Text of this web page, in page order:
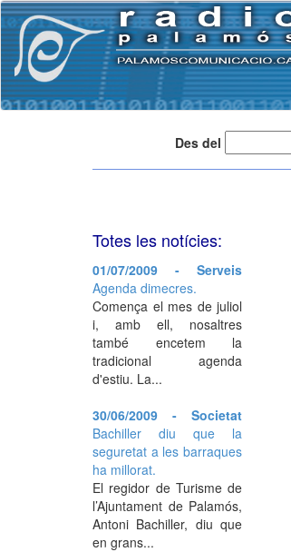
Des del
Totes les notícies:
01/07/2009 - Serveis
Agenda dimecres.
Comença el mes de juliol
i, amb ell, nosaltres
també encetem la
tradicional agenda
d'estiu. La...
30/06/2009 - Societat
Bachiller diu que la
seguretat a les barraques
ha millorat.
El regidor de Turisme de
l’Ajuntament de Palamós,
Antoni Bachiller, diu que
en grans...